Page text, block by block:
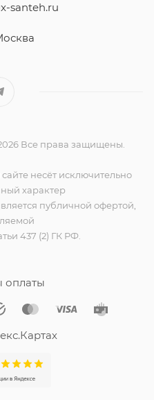
santeh.ru
Все права защищены.
несёт исключительно
характер
публичной офертой,
437 (2) ГК РФ.
оплаты